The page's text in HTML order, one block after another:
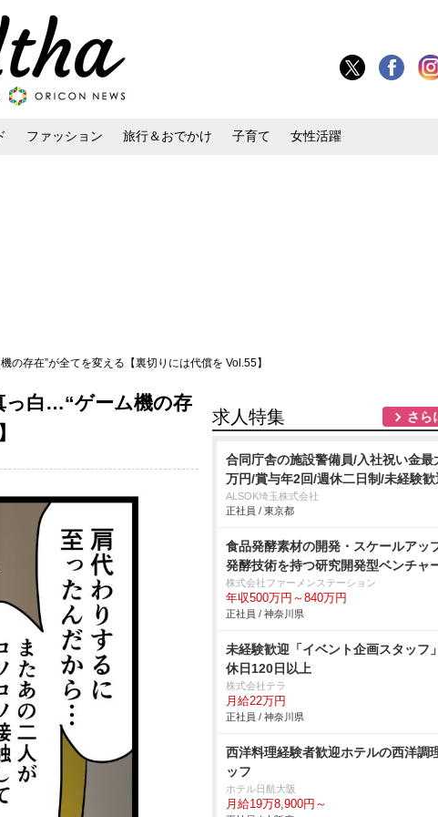
ファッション 旅行＆おでかけ 子育て 女性活躍
存在”が全てを変える【裏切りには代償を Vol.55】
っ白…“ゲーム機の存
求人特集 さら
合同庁舎の施設警備員/入社祝い金最
万円/賞与年2回/週休二日制/未経験歓
ALSOK埼玉株式会社
正社員 / 東京都
食品発酵素材の開発・スケールアッ
発酵技術を持つ研究開発型ベンチャ
株式会社ファーメンステーション
年収500万円～840万円
正社員 / 神奈川県
未経験歓迎「イベント企画スタッフ
休日120日以上
株式会社テラ
月給22万円
正社員 / 神奈川県
西洋料理経験者歓迎ホテルの西洋調
ッフ
ホテル日航大阪
月給19万8,900円～